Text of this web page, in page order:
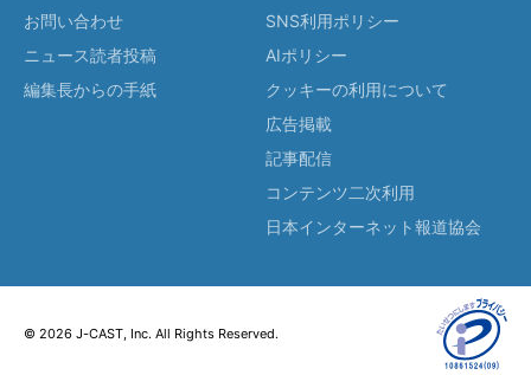
お問い合わせ
ニュース読者投稿
編集長からの手紙
SNS利用ポリシー
AIポリシー
クッキーの利用について
広告掲載
記事配信
コンテンツ二次利用
日本インターネット報道協会
© 2026 J-CAST, Inc. All Rights Reserved.